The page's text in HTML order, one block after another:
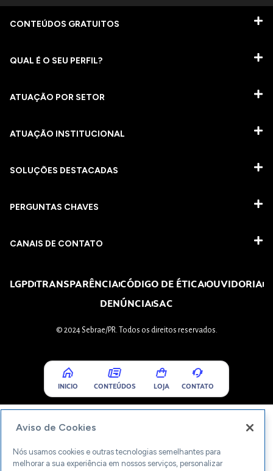
CONTEÚDOS GRATUITOS
QUAL É O SEU PERFIL?
ATUAÇÃO POR SETOR
ATUAÇÃO INSTITUCIONAL
SOLUÇÕES DESTACADAS
PERGUNTAS CHAVES​
CANAIS DE CONTATO
LGPDTRANSPARÊNCIACÓDIGO DE ÉTICAOUVIDORIA
DENÚNCIASAC
© 2024 Sebrae/PR. Todos os direitos reservados.
INICIO CONTEÚDOS LOJA CONTATO
Aviso de Cookies
Nós usamos cookies e outras tecnologias semelhantes para
melhorar a sua experiência em nossos serviços, personalizar